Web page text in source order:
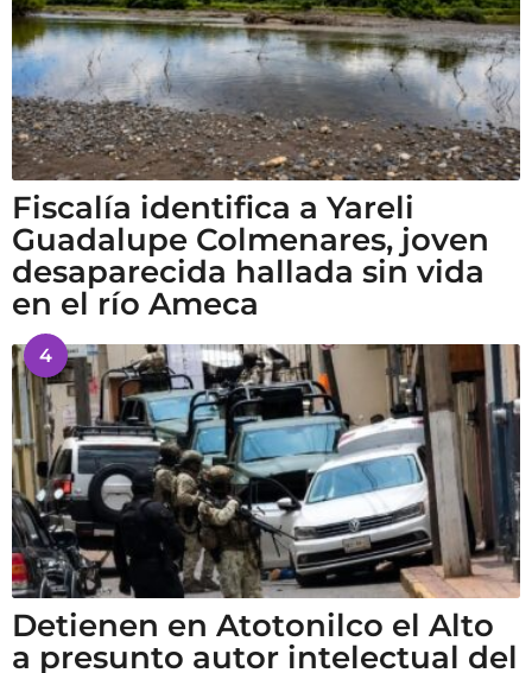
Fiscalía identifica a Yareli
Guadalupe Colmenares, joven
desaparecida hallada sin vida
en el río Ameca
4
Detienen en Atotonilco el Alto
a presunto autor intelectual del